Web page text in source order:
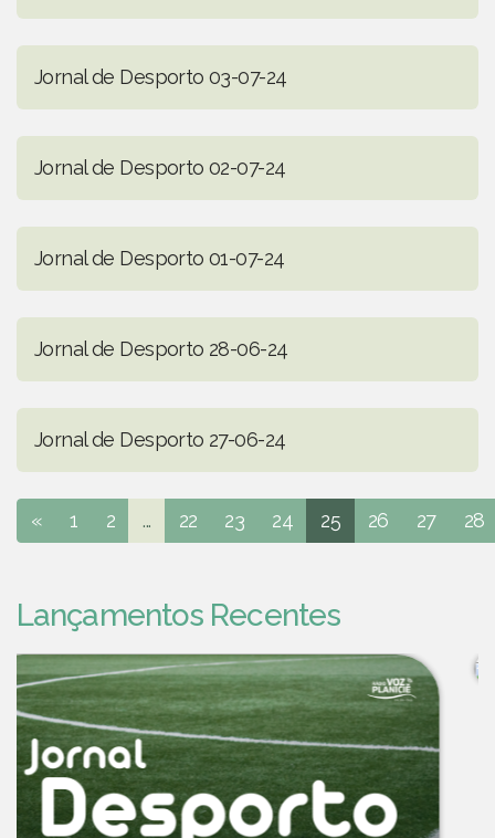
Jornal de Desporto 03-07-24
Jornal de Desporto 02-07-24
Jornal de Desporto 01-07-24
Jornal de Desporto 28-06-24
Jornal de Desporto 27-06-24
« 1 2 ... 22 23 24 25 26 27 28
Lançamentos Recentes